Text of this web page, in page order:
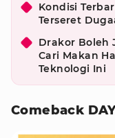
Kondisi
Terseret
Drakor Boleh
Cari Makan
Teknologi Ini
Comeback